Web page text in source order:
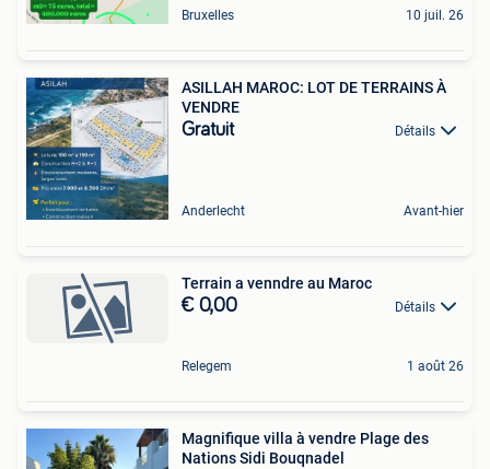
Bruxelles 10 juil. 26
ASILLAH MAROC: LOT DE TERRAINS À
VENDRE
Gratuit Détails
Anderlecht Avant-hier
Terrain a venndre au Maroc
€ 0,00 Détails
Relegem 1 août 26
Magnifique villa à vendre Plage des
Nations Sidi Bouqnadel